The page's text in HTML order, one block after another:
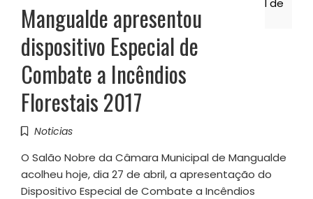
Mangualde apresentou
dispositivo Especial de
Combate a Incêndios
Florestais 2017
Noticias
O Salão Nobre da Câmara Municipal de Mangualde
acolheu hoje, dia 27 de abril, a apresentação do
Dispositivo Especial de Combate a Incêndios